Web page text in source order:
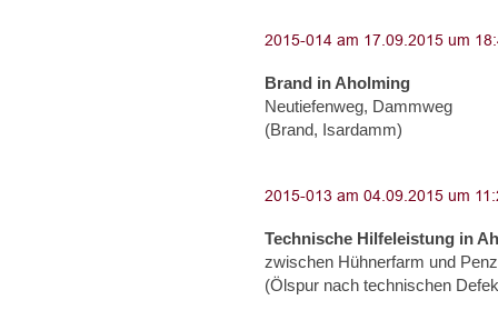
Brand in Aholming
Neutiefenweg, Dammweg
(Brand, Isardamm)
Technische Hilfeleistung in
zwischen Hühnerfarm und
(Ölspur nach technischen